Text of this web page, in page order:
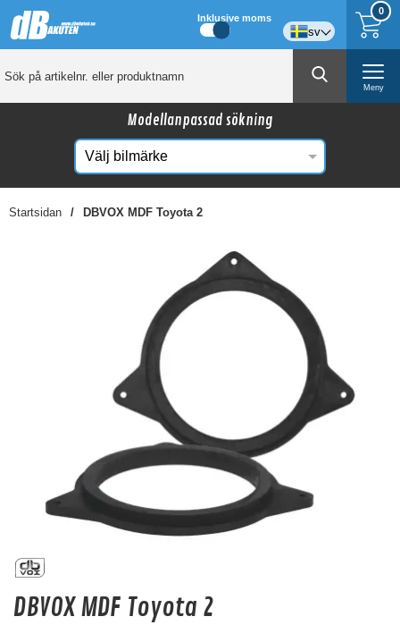
0
Inklusive moms
sv
Meny
Modellanpassad sökning
Startsidan DBVOX MDF Toyota 2
Kanske någon av dessa produkter kan intressera
dig?
TESA Isolerande tejp 19mm/15m
19mm bred Isolerande tejp 15m/rulle
DBVOX MDF Toyota 2